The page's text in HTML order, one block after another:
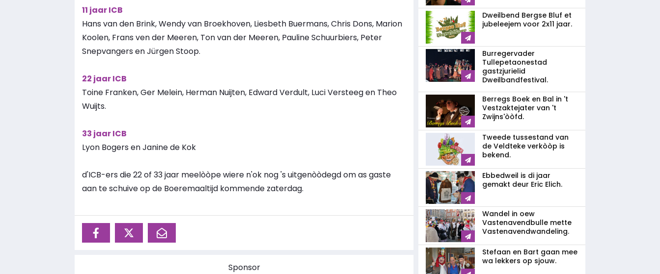
11 jaar ICB
Hans van den Brink, Wendy van Broekhoven, Liesbeth Buermans, Chris Dons, Marion
Koolen, Frans ven der Meeren, Ton van der Meeren, Pauline Schuurbiers, Peter
Snepvangers en Jürgen Stoop.
22 jaar ICB
Toine Franken, Ger Melein, Herman Nuijten, Edward Verdult, Luci Versteeg en Theo
Wuijts.
33 jaar ICB
Lyon Bogers en Janine de Kok
d'ICB-ers die 22 of 33 jaar meelòòpe wiere n'ok nog 's uitgenòòdegd om as gaste
aan te schuive op de Boeremaaltijd kommende zaterdag.
Sponsor
Dweilbend Bergse Bluf et
jubeleejem voor 2x11 jaar.
Burregervader
Tullepetaonestad
gastzjurielid
Dweilbandfestival.
Berregs Boek en Bal in 't
Vestzaktejater van 't
Zwijns'òòfd.
Tweede tussestand van
de Veldteke verkòòp is
bekend.
Ebbedweil is di jaar
gemakt deur Eric Elich.
Wandel in oew
Vastenavendbulle mette
Vastenavendwandeling.
Stefaan en Bart gaan mee
wa lekkers op sjouw.